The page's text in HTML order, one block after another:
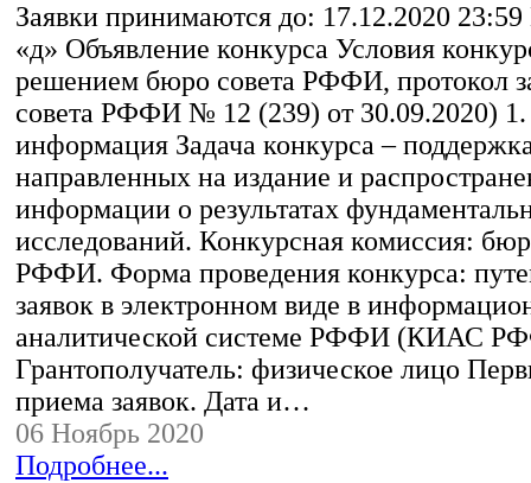
Заявки принимаются до: 17.12.2020 23:59
«д» Объявление конкурса Условия
решением бюро совета РФФИ, протокол
совета РФФИ № 12 (239) от 30.09.2020)
информация Задача конкурса –
направленных на издание и
информации о результатах
исследований. Конкурсная комиссия:
РФФИ. Форма проведения конкурса:
заявок в электронном виде в
аналитической системе РФФИ (КИАС
Грантополучатель: физическое лицо
приема заявок. Дата и…
06 Ноябрь 2020
Подробнее...